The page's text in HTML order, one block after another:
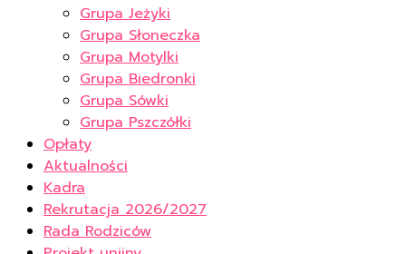
Grupa Jeżyki
Grupa Słoneczka
Grupa Motylki
Grupa Biedronki
Grupa Sówki
Grupa Pszczółki
Opłaty
Aktualności
Kadra
Rekrutacja 2026/2027
Rada Rodziców